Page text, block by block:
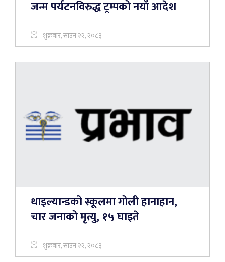
जन्म पर्यटनविरुद्ध ट्रम्पको नयाँ आदेश
शुक्रबार, साउन २२, २०८३
थाइल्यान्डको स्कूलमा गोली हानाहान,
चार जनाको मृत्यु, १५ घाइते
शुक्रबार, साउन २२, २०८३